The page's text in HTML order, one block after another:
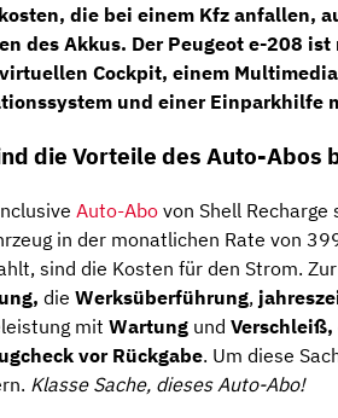
die bei einem Kfz anfallen,
des Akkus. Der Peugeot e-208
virtuellen Cockpit, einem
und einer Einparkhilfe
die Vorteile des Auto-Abos
Auto-Abo von Shell
in der monatlichen Rate von
sind die Kosten für den Strom.
die Werksüberführung,
mit Wartung und Verschleiß,
vor Rückgabe. Um diese
Klasse Sache, dieses Auto-Abo!